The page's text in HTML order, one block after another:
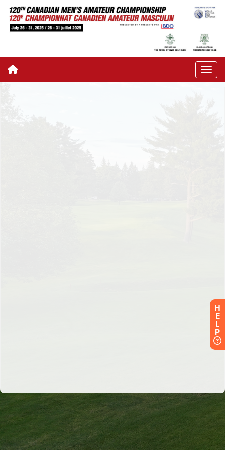
H
E
L
P